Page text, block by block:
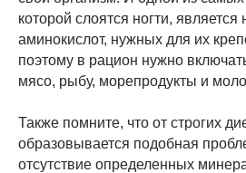
которой слоятся ногти, является
аминокислот, нужных для их
поэтому в рацион нужно
мясо, рыбу, морепродукты и
Также помните, что от строгих
образовывается подобная
отсутствие определенных